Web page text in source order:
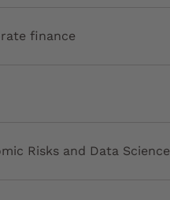
finance
Risks and Data Science